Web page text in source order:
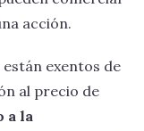
acción.
exentos de
al precio de
a la